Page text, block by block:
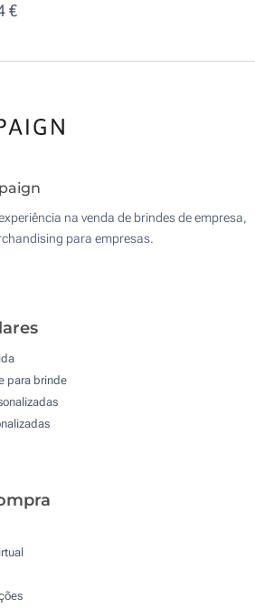
€
na venda de brindes de empresa,
para empresas.
para brinde